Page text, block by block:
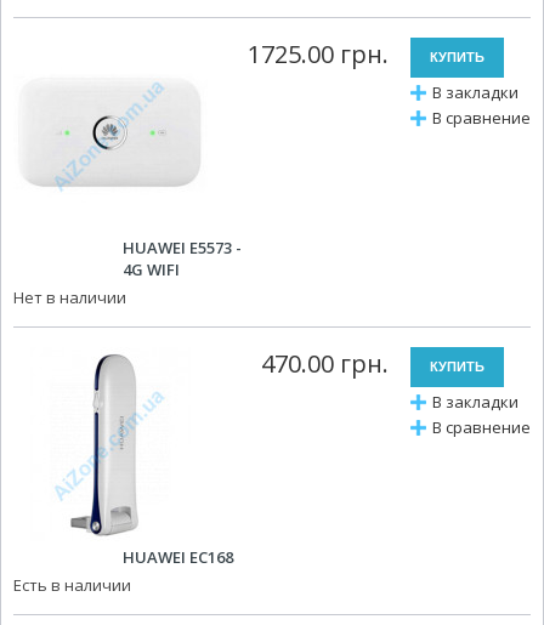
В закладки
В сравнение
1725.00 грн.
HUAWEI E5573 -
4G WIFI
Нет в наличии
В закладки
В сравнение
470.00 грн.
HUAWEI EC168
Есть в наличии